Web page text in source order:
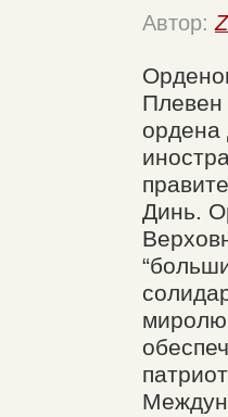
Автор:
Плевен
Динь.